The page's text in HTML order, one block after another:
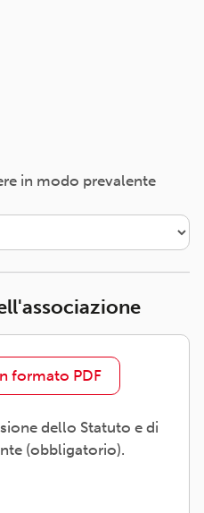
in modo prevalente
formato PDF
dello Statuto e di
(obbligatorio).